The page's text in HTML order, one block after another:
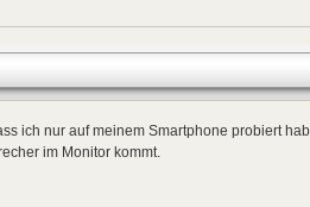
ich nur auf meinem Smartphone probiert
im Monitor kommt.